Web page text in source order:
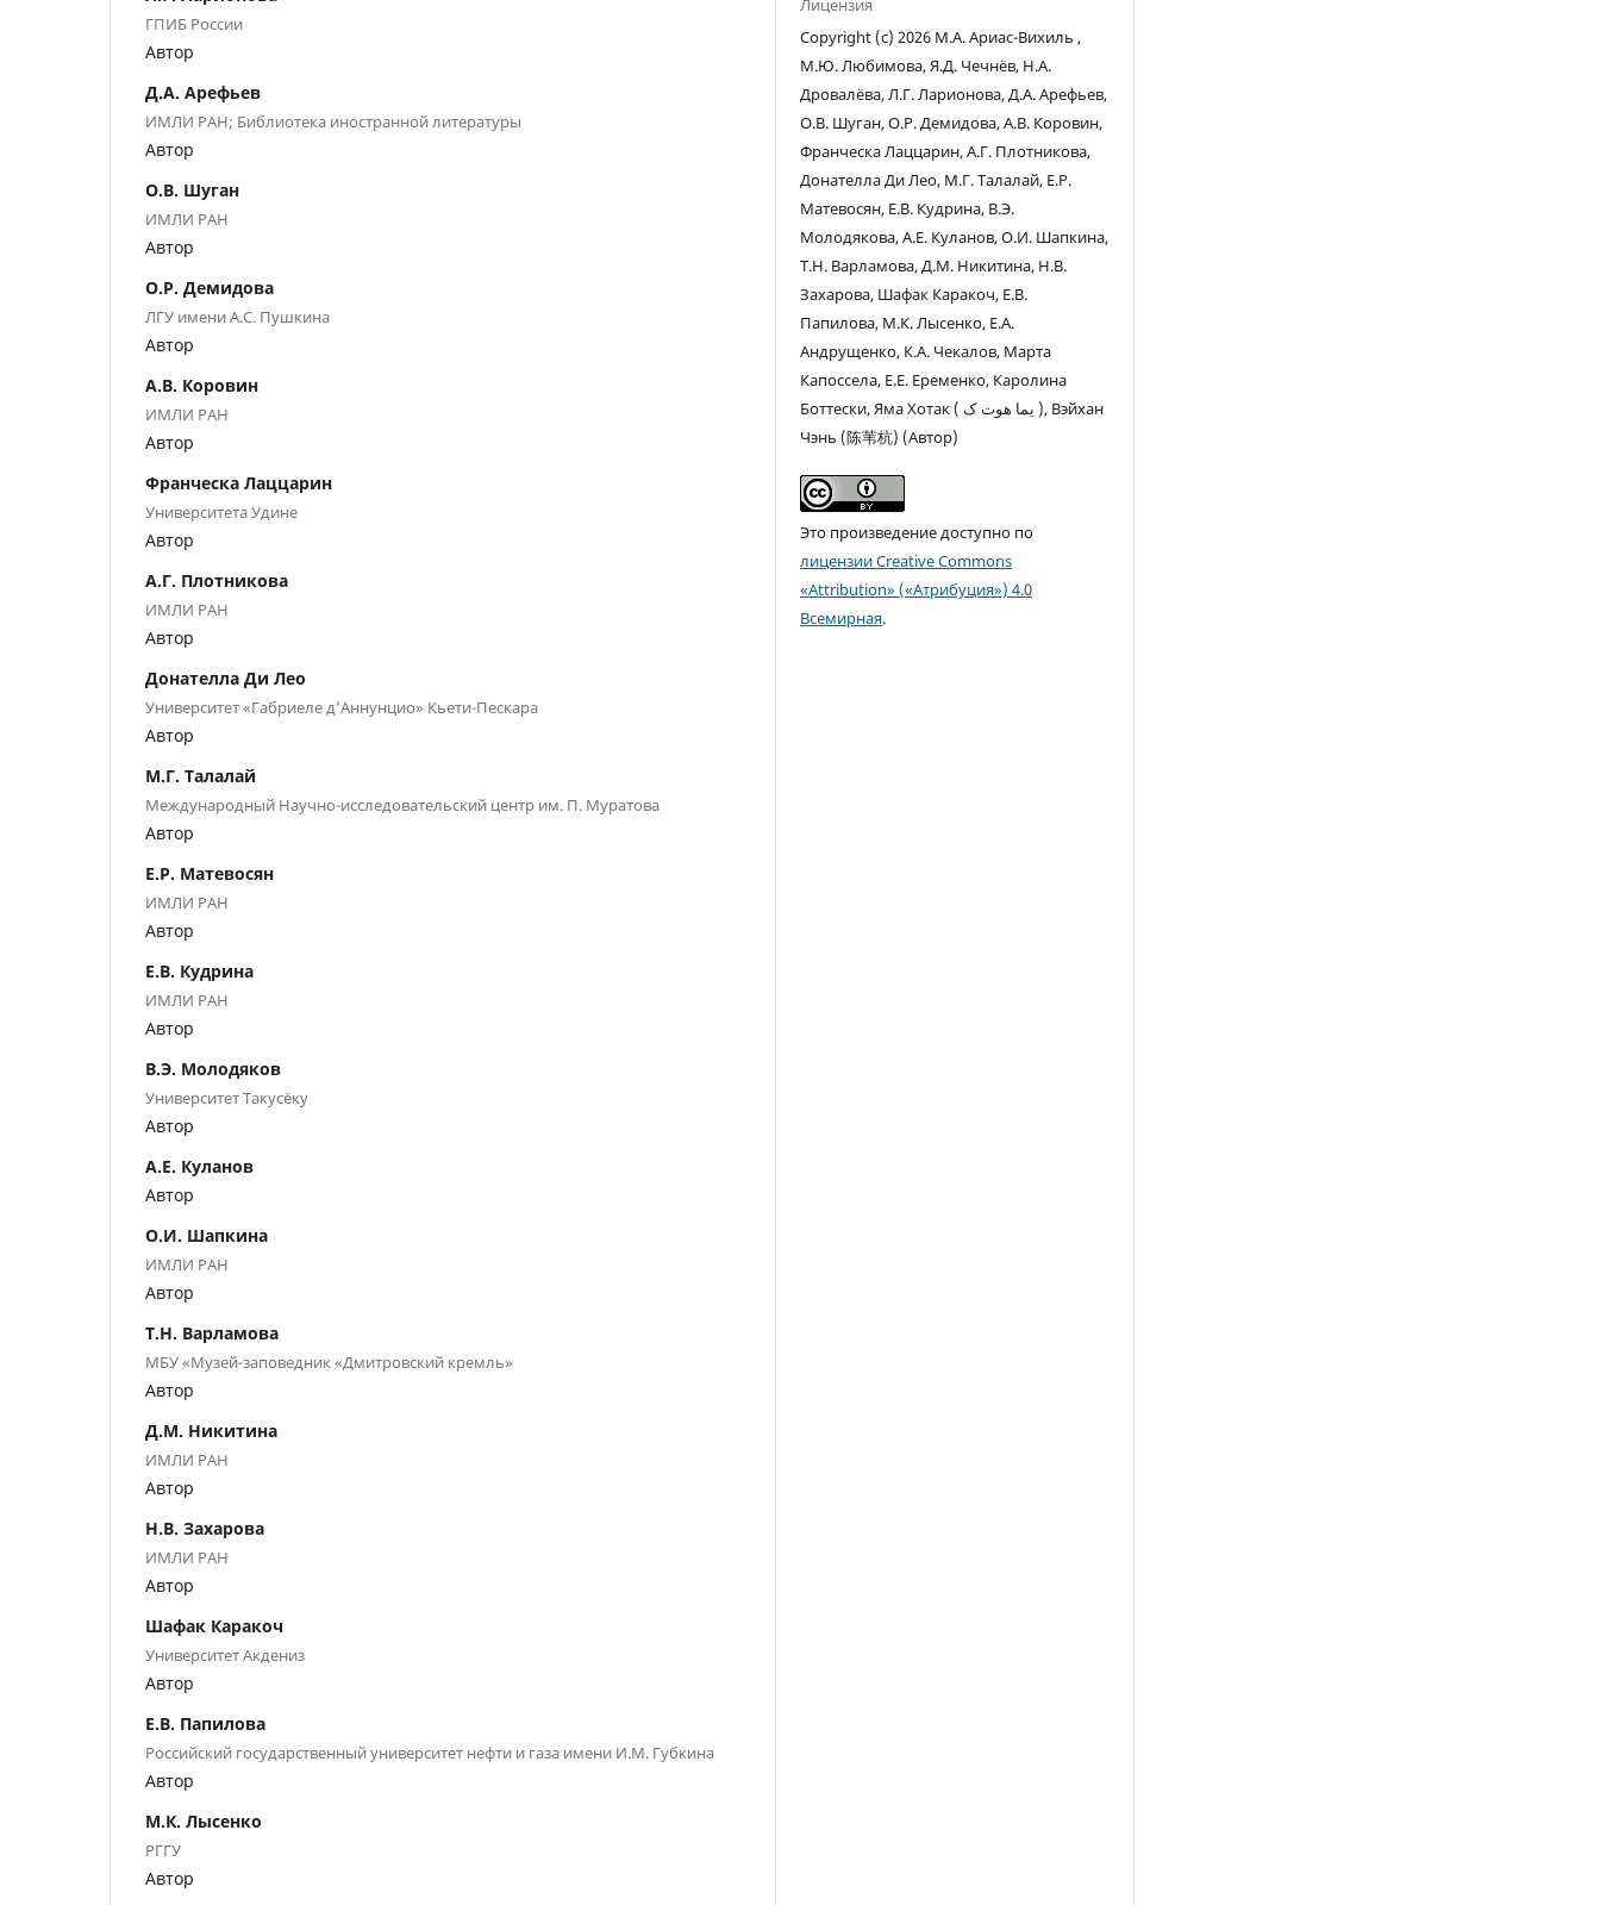
ГПИБ России
Автор
Д.А. Арефьев
ИМЛИ РАН; Библиотека иностранной литературы
Автор
О.В. Шуган
ИМЛИ РАН
Автор
О.Р. Демидова
ЛГУ имени А.С. Пушкина
Автор
А.В. Коровин
ИМЛИ РАН
Автор
Франческа Лаццарин
Университета Удине
Автор
А.Г. Плотникова
ИМЛИ РАН
Автор
Донателла Ди Лео
Университет «Габриеле д’Аннунцио» Кьети-Пескара
Автор
М.Г. Талалай
Международный Научно-исследовательский центр им. П. Муратова
Автор
Е.Р. Матевосян
ИМЛИ РАН
Автор
Е.В. Кудрина
ИМЛИ РАН
Автор
В.Э. Молодяков
Университет Такусёку
Автор
А.Е. Куланов
Автор
О.И. Шапкина
ИМЛИ РАН
Автор
Т.Н. Варламова
МБУ «Музей-заповедник «Дмитровский кремль»
Автор
Д.М. Никитина
ИМЛИ РАН
Автор
Н.В. Захарова
ИМЛИ РАН
Автор
Шафак Каракоч
Университет Акдениз
Автор
Е.В. Папилова
Российский государственный университет нефти и газа имени И.М. Губкина
Автор
М.К. Лысенко
РГГУ
Автор
Лицензия
Copyright (c) 2026 М.А. Ариас-Вихиль ,
М.Ю. Любимова, Я.Д. Чечнёв, Н.А.
Дровалёва, Л.Г. Ларионова, Д.А. Арефьев,
О.В. Шуган, О.Р. Демидова, А.В. Коровин,
Франческа Лаццарин, А.Г. Плотникова,
Донателла Ди Лео, М.Г. Талалай, Е.Р.
Матевосян, Е.В. Кудрина, В.Э.
Молодякова, А.Е. Куланов, О.И. Шапкина,
Т.Н. Варламова, Д.М. Никитина, Н.В.
Захарова, Шафак Каракоч, Е.В.
Папилова, М.К. Лысенко, Е.А.
Андрущенко, К.А. Чекалов, Марта
Капоссела, Е.Е. Еременко, Каролина
Боттески, Яма Хотак ( یما هوت ک ), Вэйхан
Чэнь (陈苇杭) (Автор)
Это произведение доступно по
лицензии Creative Commons
«Attribution» («Атрибуция») 4.0
Всемирная.